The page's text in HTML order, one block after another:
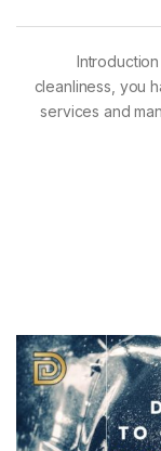
cleanliness, you
services and